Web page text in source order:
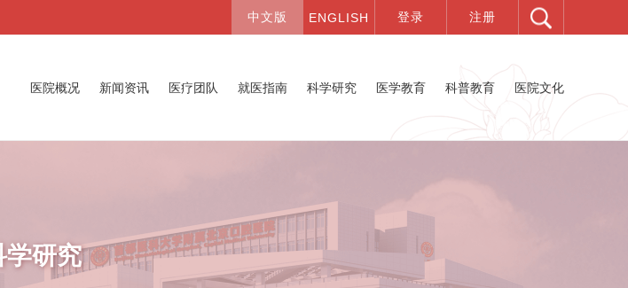
医院概况 新闻资讯 医疗团队 就医指南 科学研究 医学教育 科普教育 医院文化
学研究